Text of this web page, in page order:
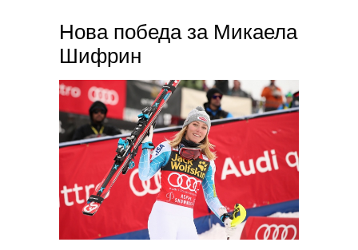
Нова победа за Микаела
Шифрин